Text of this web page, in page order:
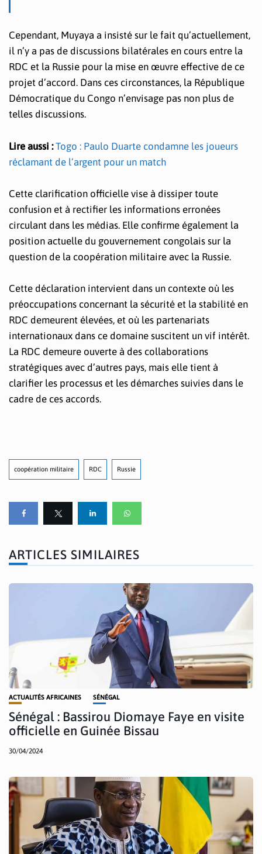
Cependant, Muyaya a insisté sur le fait qu’actuellement,
il n’y a pas de discussions bilatérales en cours entre la
RDC et la Russie pour la mise en œuvre effective de ce
projet d’accord. Dans ces circonstances, la République
Démocratique du Congo n’envisage pas non plus de
telles discussions.
Lire aussi :Togo : Paulo Duarte condamne les joueurs
réclamant de l’argent pour un match
Cette clarification officielle vise à dissiper toute
confusion et à rectifier les informations erronées
circulant dans les médias. Elle confirme également la
position actuelle du gouvernement congolais sur la
question de la coopération militaire avec la Russie.
Cette déclaration intervient dans un contexte où les
préoccupations concernant la sécurité et la stabilité en
RDC demeurent élevées, et où les partenariats
internationaux dans ce domaine suscitent un vif intérêt.
La RDC demeure ouverte à des collaborations
stratégiques avec d’autres pays, mais elle tient à
clarifier les processus et les démarches suivies dans le
cadre de ces accords.
coopération militaire RDC Russie
ARTICLES SIMILAIRES
ACTUALITÉS AFRICAINES SÉNÉGAL
Sénégal : Bassirou Diomaye Faye en visite
officielle en Guinée Bissau
30/04/2024